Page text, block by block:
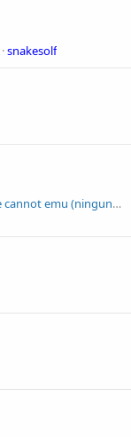
snakesolf
fallo en z gemma h.2sme pone no parse cannot emu (ningun analisis no puede emu)